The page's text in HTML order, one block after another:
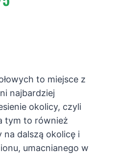
to miejsce z
najbardziej
okolicy, czyli
tym to również
dalszą okolicę i
umacnianego w